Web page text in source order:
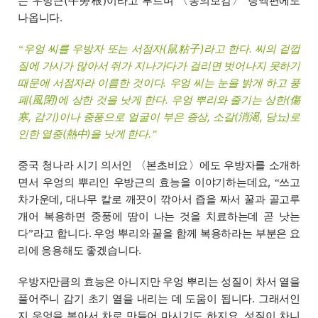
나옵니다.
“우엉 씨를 우방자 또는 서점자(鼠粘子)라고 한다. 씨의 겉껍
질에 가시가 많아서 쥐가 지나가다가 걸리면 벗어나지 못하기
때문에 서점자라 이름한 것이다. 우엉 씨는 눈을 밝게 하고 풍
폐(風閉)에 상한 것을 낫게 한다. 우엉 뿌리와 줄기는 상한(傷
寒, 감기)이나 중풍으로 얼굴이 부은 증상, 소갈(消渴, 당뇨)로
인한 열중(熱中)을 낫게 한다.”
중국 청나라 시기 의서인 〈본초비요〉에도 우방자를 소개하
면서 우엉의 뿌리인 우방근의 효능을 이야기하는데요, “쓰고
차가운데, 대나무 칼로 깨끗이 깎아서 즙을 짜서 꿀과 골고루
개어 복용하면 중풍에 땀이 나는 것을 치료하는데 곧 낫는
다”라고 합니다. 우엉 뿌리와 꿀을 함께 복용하라는 부분은 요
리에 응용해도 좋겠습니다.
우방자만큼의 효능은 아니지만 우엉 뿌리는 성질이 차서 열을
풀어주니 감기 초기 열을 내리는 데 도움이 됩니다. 그래서인